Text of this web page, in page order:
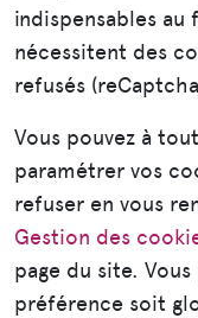
indispensables
nécessitent des
refusés
Vous pouvez à
paramétrer vos
refuser en vous
Gestion des
page du site.
préférence soit